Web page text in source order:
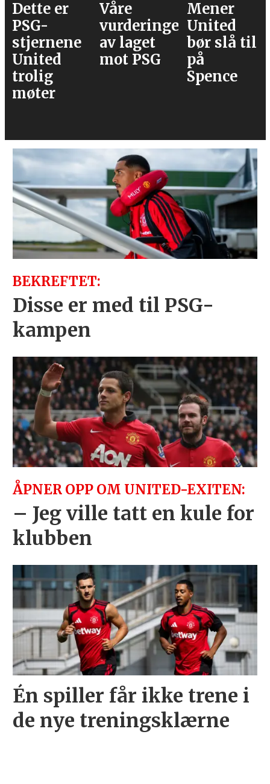
Våre
vurderinger
av laget
mot PSG
Mener
United
bør slå til
på
Flere
Rodri
velger
Barcelona
BEKREFTET:
Disse er med til PSG-
kampen
ÅPNER OPP OM UNITED-EXITEN:
– Jeg ville tatt en kule for
klubben
Én spiller får ikke trene i
de nye treningsklærne